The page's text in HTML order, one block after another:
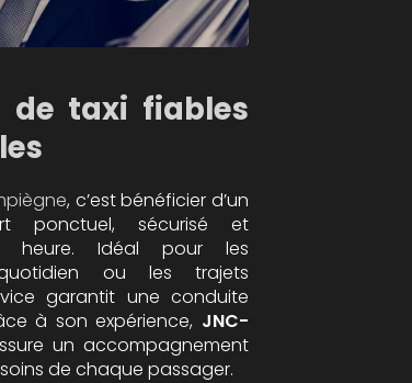
de taxi fiables
, c’est bénéficier d’un
ponctuel, sécurisé et
heure. Idéal pour les
ou les trajets
garantit une conduite
à son expérience, JNC-
un accompagnement
de chaque passager.